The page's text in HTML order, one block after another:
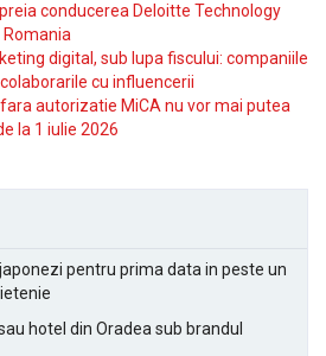
conducerea Deloitte Technology
Romania
digital, sub lupa fiscului: companiile
cu influencerii
autorizatie MiCA nu vor mai putea
la 1 iulie 2026
pentru prima data in peste un
hotel din Oradea sub brandul